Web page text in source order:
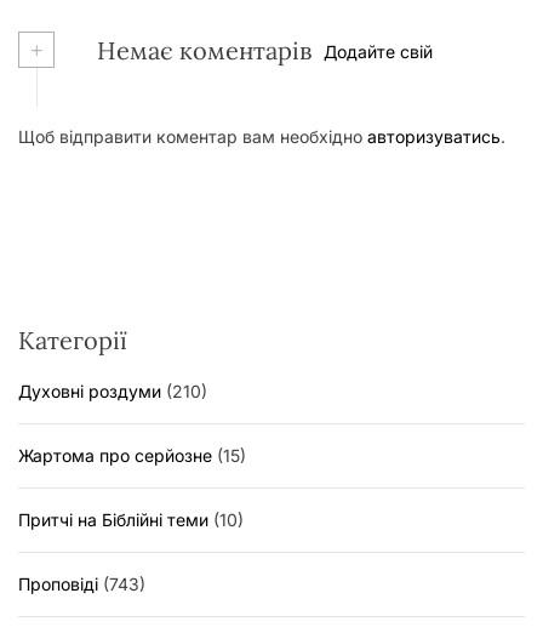
+ Немає коментарів Додайте свій
Щоб відправити коментар вам необхідно авторизуватись.
Категорії
Духовні роздуми (210)
Жартома про серйозне (15)
Притчі на Біблійні теми (10)
Проповіді (743)